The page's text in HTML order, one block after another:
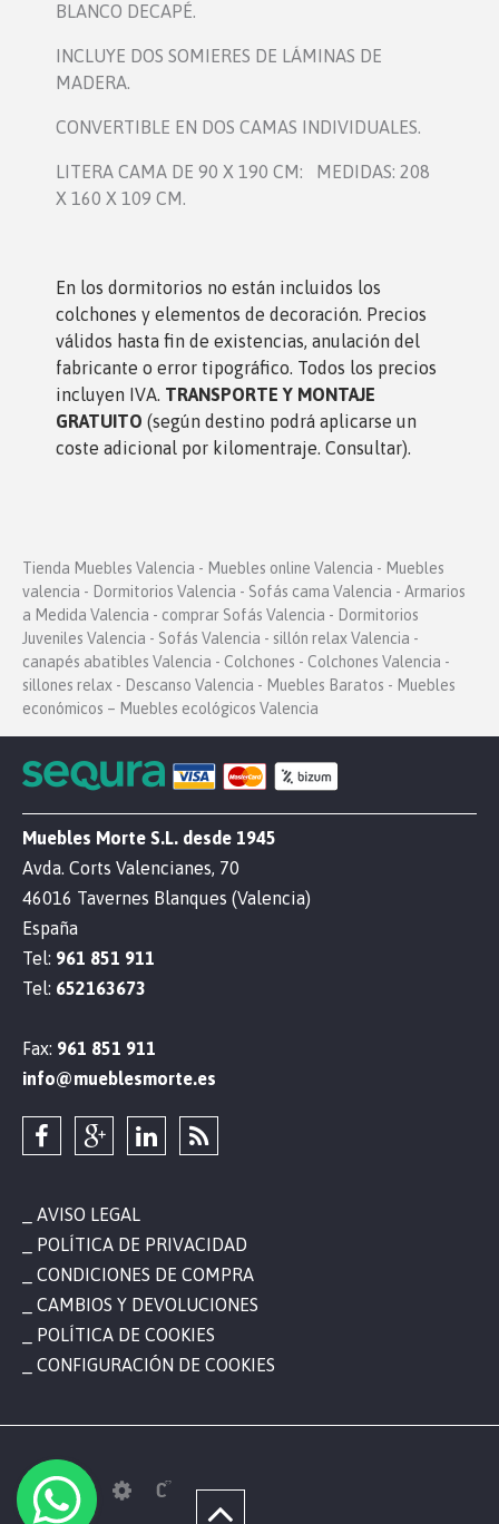
BLANCO DECAPÉ.
INCLUYE DOS SOMIERES DE LÁMINAS DE
MADERA.
CONVERTIBLE EN DOS CAMAS INDIVIDUALES.
LITERA CAMA DE 90 X 190 CM:
MEDIDAS: 208
X 160 X 109 CM.
En los dormitorios no están incluidos los
colchones y elementos de decoración. Precios
válidos hasta fin de existencias, anulación del
fabricante o error tipográfico. Todos los precios
incluyen IVA. TRANSPORTE Y MONTAJE
GRATUITO (según destino podrá aplicarse un
coste adicional por kilomentraje. Consultar).
Tienda Muebles Valencia - Muebles online Valencia - Muebles
valencia - Dormitorios Valencia - Sofás cama Valencia - Armarios
a Medida Valencia - comprar Sofás Valencia - Dormitorios
Juveniles Valencia - Sofás Valencia - sillón relax Valencia -
canapés abatibles Valencia - Colchones - Colchones Valencia -
sillones relax - Descanso Valencia - Muebles Baratos - Muebles
económicos – Muebles ecológicos Valencia
Muebles Morte S.L. desde 1945
Avda. Corts Valencianes, 70
46016 Tavernes Blanques (Valencia)
España
Tel: 961 851 911
Tel: 652163673
Fax: 961 851 911
info@mueblesmorte.es
AVISO LEGAL
POLÍTICA DE PRIVACIDAD
CONDICIONES DE COMPRA
CAMBIOS Y DEVOLUCIONES
POLÍTICA DE COOKIES
CONFIGURACIÓN DE COOKIES